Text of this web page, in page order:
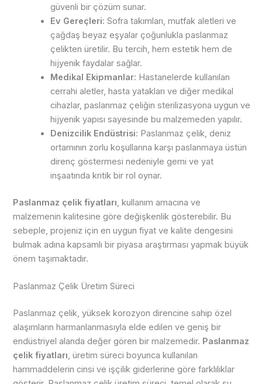
güvenli bir çözüm sunar.
Ev Gereçleri: Sofra takımları, mutfak aletleri ve
çağdaş beyaz eşyalar çoğunlukla paslanmaz
çelikten üretilir. Bu tercih, hem estetik hem de
hijyenik faydalar sağlar.
Medikal Ekipmanlar: Hastanelerde kullanılan
cerrahi aletler, hasta yatakları ve diğer medikal
cihazlar, paslanmaz çeliğin sterilizasyona uygun ve
hijyenik yapısı sayesinde bu malzemeden yapılır.
Denizcilik Endüstrisi: Paslanmaz çelik, deniz
ortamının zorlu koşullarına karşı paslanmaya üstün
direnç göstermesi nedeniyle gemi ve yat
inşaatında kritik bir rol oynar.
Paslanmaz çelik fiyatları, kullanım amacına ve
malzemenin kalitesine göre değişkenlik gösterebilir. Bu
sebeple, projeniz için en uygun fiyat ve kalite dengesini
bulmak adına kapsamlı bir piyasa araştırması yapmak büyük
önem taşımaktadır.
Paslanmaz Çelik Üretim Süreci
Paslanmaz çelik, yüksek korozyon direncine sahip özel
alaşımların harmanlanmasıyla elde edilen ve geniş bir
endüstriyel alanda değer gören bir malzemedir. Paslanmaz
çelik fiyatları, üretim süreci boyunca kullanılan
hammaddelerin cinsi ve işçilik giderlerine göre farklılıklar